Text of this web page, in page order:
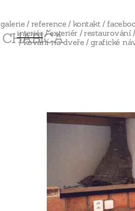
galerie
interiér
exteriér
restaurování
kování na dveře
grafické
reference kontakt